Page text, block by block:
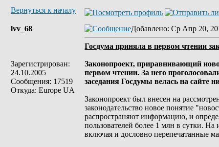
Вернуться к началу
lvv_68
Зарегистрирован:
24.10.2005
Сообщения: 17519
Откуда: Europe UA
Добавлено: Ср Апр 20,
Госдума приняла в первом чтении
Законопроект, приравнивающий
первом чтении. За него
заседания Госдумы велась на сайте
Законопроект был внесен на
законодательство новое понятие
распространяют информацию, и
пользователей более 1 млн в сутки. На
включая и дословно перепечатанные